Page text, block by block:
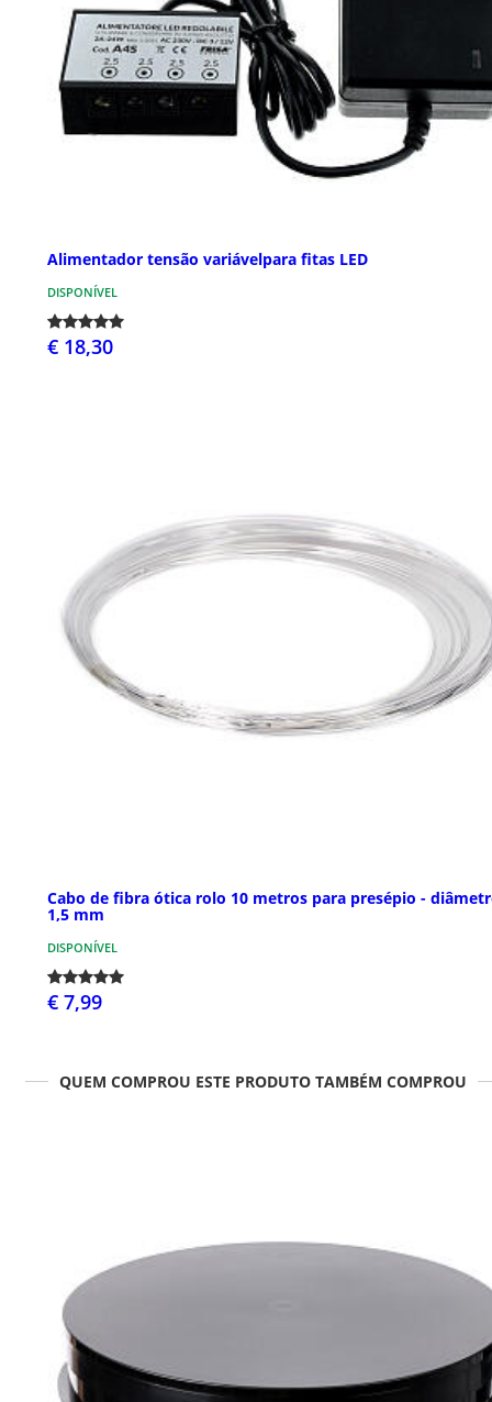
Alimentador tensão variávelpara fitas LED
DISPONÍVEL
€ 18,30
Cabo de fibra ótica rolo 10 metros para presépio -
1,5 mm
DISPONÍVEL
€ 7,99
QUEM COMPROU ESTE PRODUTO TAMBÉM COMPROU